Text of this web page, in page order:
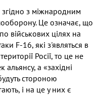
з міжнародним
Це означає, що
військових цілях на
F-16, які з'являться в
Росії, то це не
а «західні
стороною
і на це у них є